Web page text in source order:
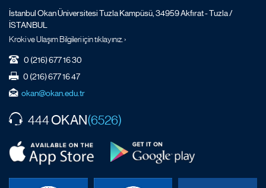
İstanbul Okan Üniversitesi Tuzla Kampüsü, 34959 Akfırat - Tuzla /
İSTANBUL
Kroki ve Ulaşım Bilgileri için tıklayınız. ›
0 (216) 677 16 30
0 (216) 677 16 47
okan@okan.edu.tr
444OKAN(6526)